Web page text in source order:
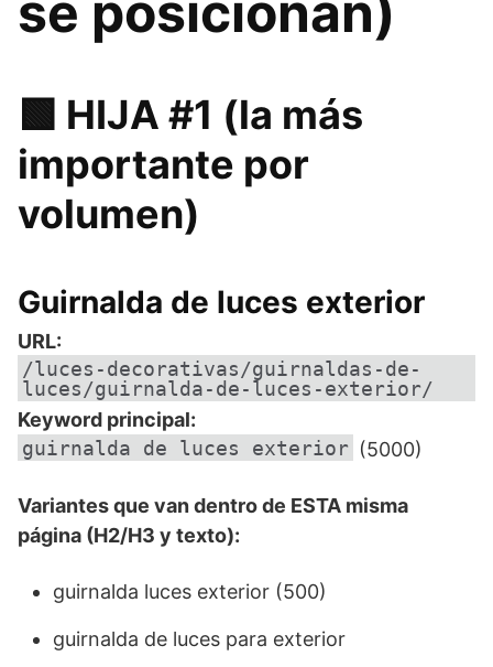
🟩 HIJA #1 (la más
importante por
volumen)
Guirnalda de luces exterior
URL:
/luces-decorativas/guirnaldas-de-
luces/guirnalda-de-luces-exterior/
Keyword principal:
guirnalda de luces exterior (5000)
Variantes que van dentro de ESTA misma
página (H2/H3 y texto):
guirnalda luces exterior (500)
guirnalda de luces para exterior